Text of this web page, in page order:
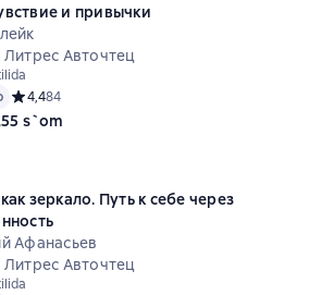
и привычки
Литрес Авточтец
Средний рейтинг 4,4 на основе 84 оценок
4,484
s`om
зеркало. Путь к себе через
Афанасьев
Литрес Авточтец